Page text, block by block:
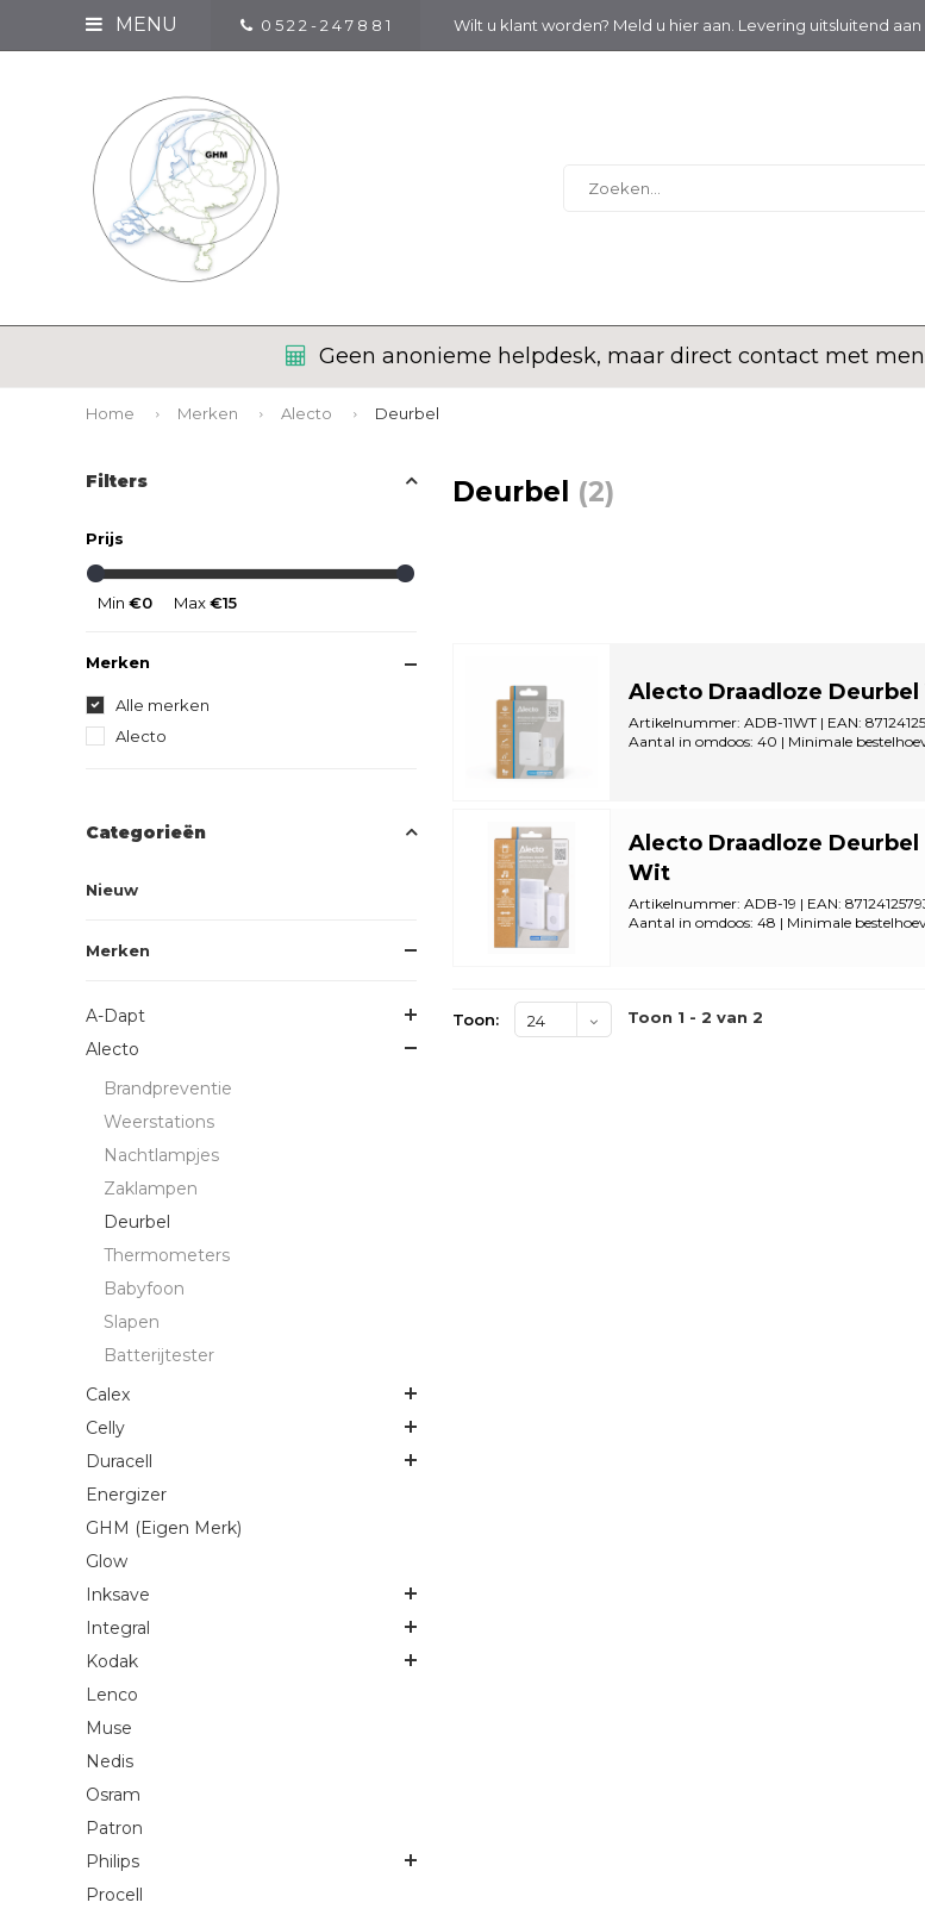
MENU 0 5 2 2 - 2 4 7 8 8 1 Wilt u klant worden? Meld u hier aan. Levering uitsluitend aan
Korte lijnen, heldere antwoorden en snelle
Home Merken Alecto Deurbel
Filters
Prijs
Min €0 Max€15
Merken
Alle merken
Alecto
Categorieën
Nieuw
Merken
A-Dapt
Alecto
Brandpreventie
Weerstations
Nachtlampjes
Zaklampen
Deurbel
Thermometers
Babyfoon
Slapen
Batterijtester
Calex
Celly
Duracell
Energizer
GHM (Eigen Merk)
Glow
Inksave
Integral
Kodak
Lenco
Muse
Nedis
Osram
Patron
Philips
Procell
Deurbel (2)
Alecto Draadloze
Artikelnummer: ADB-11WT | EAN:
Aantal in omdoos: 40 | Minimale
Alecto Draadloze
Wit
Artikelnummer: ADB-19 | EAN:
Aantal in omdoos: 48 | Minimale
Toon: 24 Toon 1 - 2 van 2